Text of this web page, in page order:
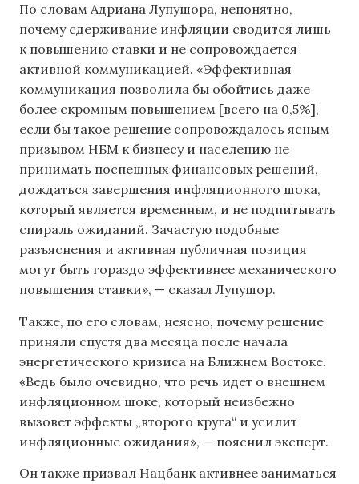
По словам Адриана Лупушора, непонятно,
почему сдерживание инфляции сводится лишь
к повышению ставки и не сопровождается
активной коммуникацией. «Эффективная
коммуникация позволила бы обойтись даже
более скромным повышением [всего на 0,5%],
если бы такое решение сопровождалось ясным
призывом НБМ к бизнесу и населению не
принимать поспешных финансовых решений,
дождаться завершения инфляционного шока,
который является временным, и не подпитывать
спираль ожиданий. Зачастую подобные
разъяснения и активная публичная позиция
могут быть гораздо эффективнее механического
повышения ставки», — сказал Лупушор.
Также, по его словам, неясно, почему решение
приняли спустя два месяца после начала
энергетического кризиса на Ближнем Востоке.
«Ведь было очевидно, что речь идет о внешнем
инфляционном шоке, который неизбежно
вызовет эффекты „второго круга“ и усилит
инфляционные ожидания», — пояснил эксперт.
Он также призвал Нацбанк активнее заниматься